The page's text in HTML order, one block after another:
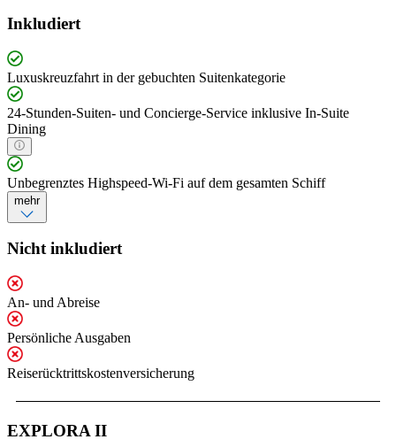
Inkludiert
Luxuskreuzfahrt in der gebuchten Suitenkategorie
24-Stunden-Suiten- und Concierge-Service inklusive In-Suite
Dining
Unbegrenztes Highspeed-Wi-Fi auf dem gesamten Schiff
mehr
Nicht inkludiert
An- und Abreise
Persönliche Ausgaben
Reiserücktrittskostenversicherung
EXPLORA II